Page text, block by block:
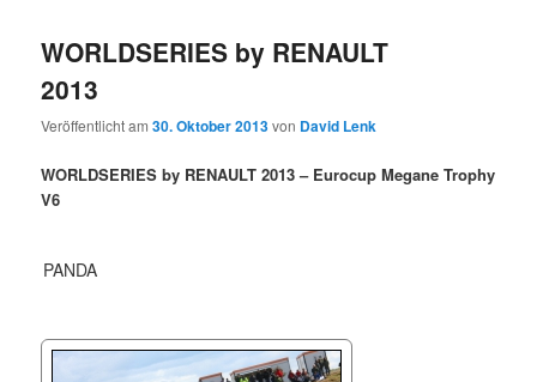
WORLDSERIES by RENAULT
2013
Veröffentlicht am30. Oktober 2013von David Lenk
WORLDSERIES by RENAULT 2013 – Eurocup Megane Trophy
V6
PANDA